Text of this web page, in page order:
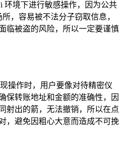
环境下进行敏感操作，因为公共
，容易被不法分子窃取信息，
临被盗的风险，所以一定要谨慎
操作时，用户要像对待精密仪
保转账地址和金额的准确性，因
射出的箭，无法撤销，所以在点
，避免因粗心大意而造成不可挽